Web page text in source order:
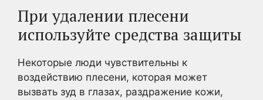
При удалении плесени
используйте средства защиты
Некоторые люди чувствительны к
воздействию плесени, которая может
вызвать зуд в глазах, раздражение кожи,